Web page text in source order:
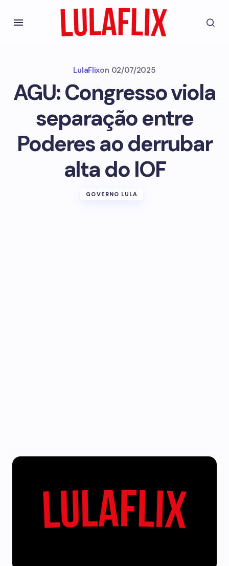
LulaFlixon 02/07/2025
AGU: Congresso viola
separação entre
Poderes ao derrubar
alta do IOF
GOVERNO LULA